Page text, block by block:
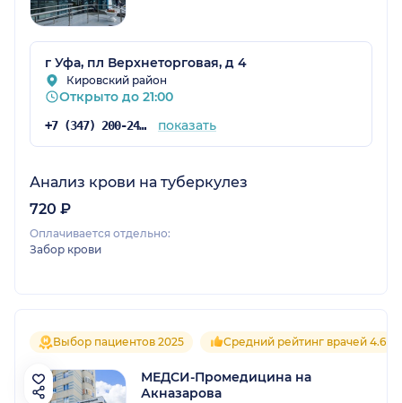
г Уфа, пл Верхнеторговая, д 4
Кировский район
Открыто до 21:00
+7 (347) 200-24-71 показать
Анализ крови на туберкулез
720 ₽
Оплачивается отдельно:
Забор крови
Выбор пациентов 2025 Средний рейтинг врачей 4.6
МЕДСИ-Промедицина на
Акназарова